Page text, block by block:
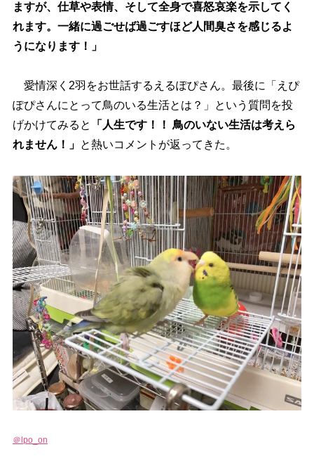
ますが、仕草や表情、そして全身で喜怒哀楽を示してく
れます。一緒に過ごせば過ごすほど人間臭さを感じるよ
うになります！」
愛情深く2羽をお世話するえるぽぴさん。最後に「えぴ
ぽぴさんにとって鳥のいる生活とは？」という質問を投
げかけてみると
「人生です！！ 鳥のいない生活は考えら
れません！」 と熱いコメントが返ってきた。
＠lpo_on